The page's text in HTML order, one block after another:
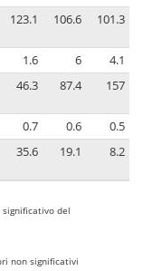
123.1 106.6 101.3
1.6 6
4.1
46.3 87.4 157
0.7 0.6
0.5
35.6 19.1 8.2
del
non significativi